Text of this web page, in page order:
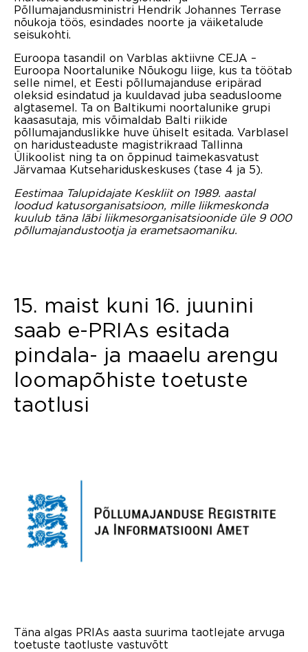
Põllumajandusministri Hendrik Johannes Terrase
nõukoja töös, esindades noorte ja väiketalude
seisukohti.
Euroopa tasandil on Varblas aktiivne CEJA –
Euroopa Noortalunike Nõukogu liige, kus ta töötab
selle nimel, et Eesti põllumajanduse eripärad
oleksid esindatud ja kuuldavad juba seadusloome
algtasemel. Ta on Baltikumi noortalunike grupi
kaasasutaja, mis võimaldab Balti riikide
põllumajanduslikke huve ühiselt esitada. Varblasel
on haridusteaduste magistrikraad Tallinna
Ülikoolist ning ta on õppinud taimekasvatust
Järvamaa Kutsehariduskeskuses (tase 4 ja 5).
Eestimaa Talupidajate Keskliit on 1989. aastal
loodud katusorganisatsioon, mille liikmeskonda
kuulub täna läbi liikmesorganisatsioonide üle 9 000
põllumajandustootja ja erametsaomaniku.
15. maist kuni 16. juunini
saab e-PRIAs esitada
pindala- ja maaelu arengu
loomapõhiste toetuste
taotlusi
Täna algas PRIAs aasta suurima taotlejate arvuga
toetuste taotluste vastuvõtt